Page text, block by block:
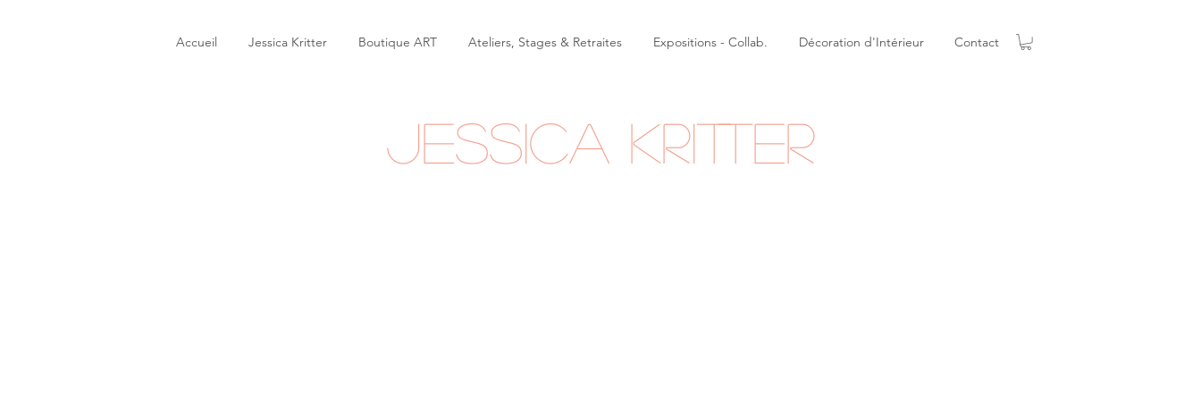
Accueil Jessica Kritter Boutique ART Ateliers, Stages & Retraites Expositions - Collab. Décoration d'Intérieur Contact
Jessica Kritter